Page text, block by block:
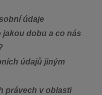
údaje
jakou dobu a co nás
údajů jiným
právech v oblasti